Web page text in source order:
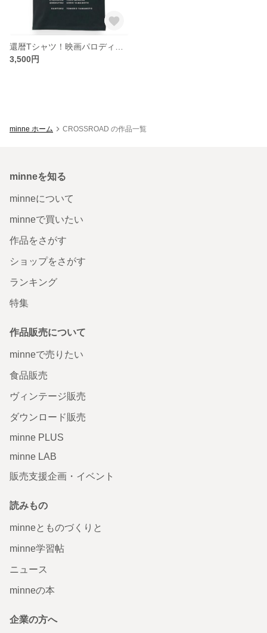
3,500円
minne ホーム CROSSROAD の作品一覧
minneを知る
minneについて
minneで買いたい
作品をさがす
ショップをさがす
ランキング
特集
作品販売について
minneで売りたい
食品販売
ヴィンテージ販売
ダウンロード販売
minne PLUS
minne LAB
販売支援企画・イベント
読みもの
minneとものづくりと
minne学習帖
ニュース
minneの本
企業の方へ